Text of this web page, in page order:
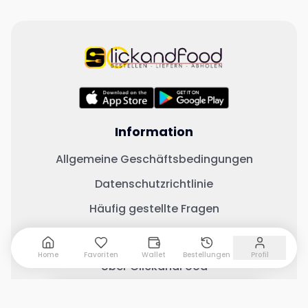
Information
Allgemeine Geschäftsbedingungen
Datenschutzrichtlinie
Häufig gestellte Fragen
Wichtige Links
Über ClickandFood
Home Favoriten Wallet Bestellungen Profil